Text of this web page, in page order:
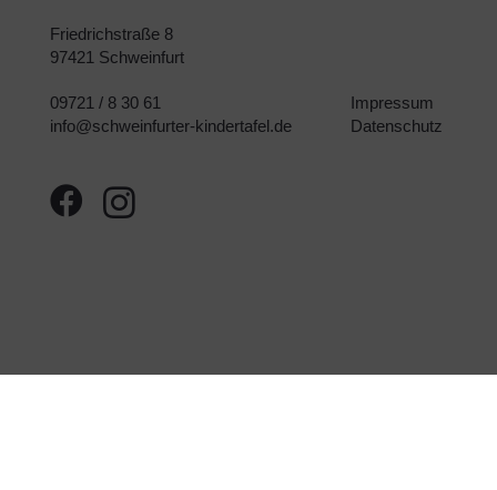
Friedrichstraße 8
97421 Schweinfurt
09721 / 8 30 61
info@schweinfurter-kindertafel.de
Impressum
Datenschutz